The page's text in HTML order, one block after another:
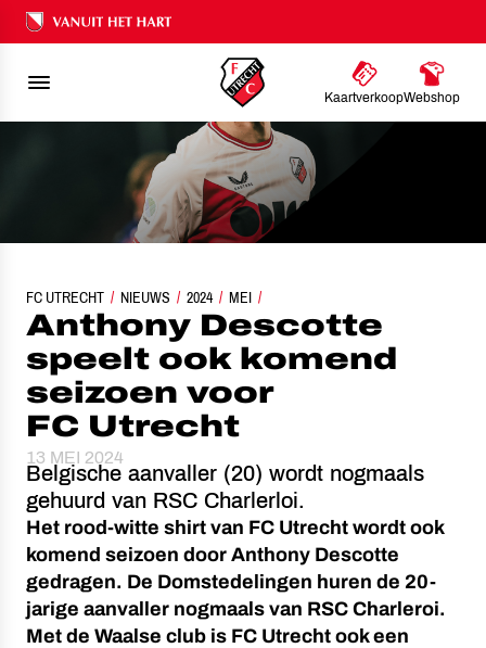
Ons nalatenschap
KaartverkoopWebshop
FC UTRECHT NIEUWS 2024 MEI
ANTHONY DESCOTTE SPEELT OOK KOMEND SEIZOEN VOOR FC UTRECHT
Anthony Descotte
speelt ook komend
seizoen voor
FC Utrecht
13 MEI 2024
Belgische aanvaller (20) wordt nogmaals
gehuurd van RSC Charlerloi.
Het rood-witte shirt van FC Utrecht wordt ook
komend seizoen door Anthony Descotte
gedragen. De Domstedelingen huren de 20-
jarige aanvaller nogmaals van RSC Charleroi.
Met de Waalse club is FC Utrecht ook een